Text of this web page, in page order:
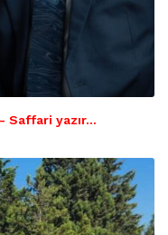
- Saffari yazır…